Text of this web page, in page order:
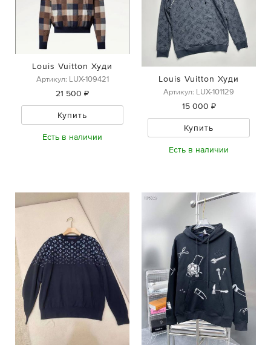
Louis Vuitton Худи
Артикул: LUX-109421
21 500 ₽
Купить
Есть в наличии
Louis Vuitton Худи
Артикул: LUX-101129
15 000 ₽
Купить
Есть в наличии